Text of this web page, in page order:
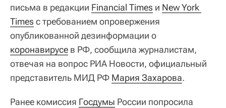
письма в редакции Financial Times и New York
Times с требованием опровержения
опубликованной дезинформации о
коронавирусе в РФ, сообщила журналистам,
отвечая на вопрос РИА Новости, официальный
представитель МИД РФ Мария Захарова.
Ранее комиссия Госдумы России попросила